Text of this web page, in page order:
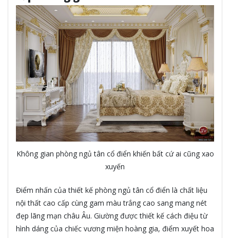
Không gian phòng ngủ tân cổ điển khiến bất cứ ai cũng xao
xuyến
Điểm nhấn của thiết kế phòng ngủ tân cổ điển là chất liệu
nội thất cao cấp cùng gam màu trắng cao sang mang nét
đẹp lãng mạn châu Âu. Giường được thiết kế cách điệu từ
hình dáng của chiếc vương miện hoàng gia, điểm xuyết hoa